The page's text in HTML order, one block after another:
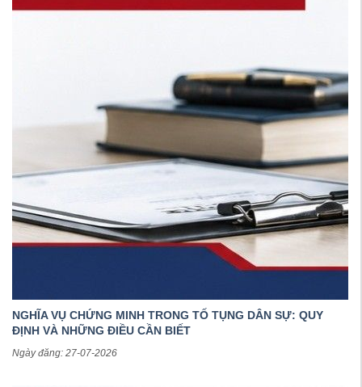
NGHĨA VỤ CHỨNG MINH TRONG TỐ TỤNG DÂN SỰ: QUY
ĐỊNH VÀ NHỮNG ĐIỀU CẦN BIẾT
Ngày đăng: 27-07-2026